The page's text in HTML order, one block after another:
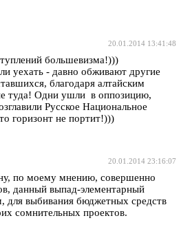
20.01.2014 13:41:48
большевизма!)))
уехать - давно обживают другие
благодаря алтайским
туда! Одни ушли в оппозицию,
Русское Национальное
горизонт не портит!)))
20.01.2014 23:16:07
по моему мнению, совершенно
данный выпад-элементарный
для выбивания бюджетных средств
сомнительных проектов.